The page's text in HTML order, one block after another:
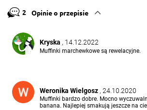
2 Opinie o przepisie
Kryska , 14.12.2022
Muffinki marchewkowe są rewelacyjne.
Weronika Wielgosz , 24.10.2020
Muffinki bardzo dobre. Mocno
banana. Najlepiej smakują jeszcze na